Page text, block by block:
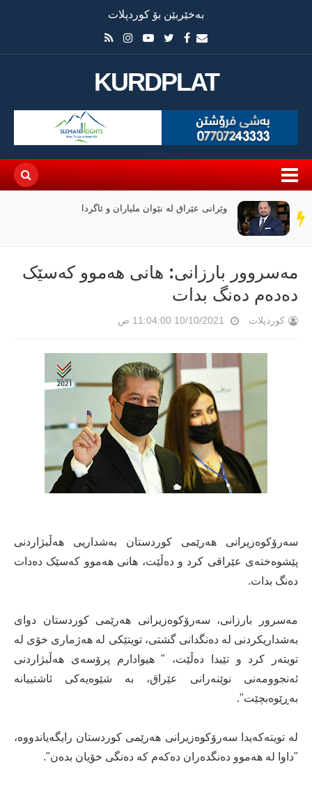
بەخێربێن بۆ کوردپلات
KURDPLAT
سەر
دێڕ
وێرانی عێراق لە نێوان ملیاران و ئاگردا
مەسروور بارزانی: هانی هەموو کەسێک
دەدەم دەنگ بدات
کوردپلات 10/10/2021 11:04:00 ص
سەرۆکوەزیرانی هەرێمی کوردستان بەشداریی هەڵبژاردنی
پێشوەختەی عێراقی کرد و دەڵێت، هانی هەموو کەسێک دەدات
دەنگ بدات.
مەسرور بارزانی، سەرۆکوەزیرانی هەرێمی کوردستان دوای
بەشداریکردنی لە دەنگدانی گشتی، تویتێکی لە هەژماری خۆی لە
تویتەر کرد و تێیدا دەڵێت، " هیوادارم پرۆسەی هەڵبژاردنی
ئەنجوومەنی نوێنەرانی عێراق، بە شێوەیەکی ئاشتییانە
به‌ڕێوه‌بچێت".
لە تویتەکەیدا سەرۆکوەزیرانی هەرێمی کوردستان رایگەیاندووە،
"داوا لە هەموو دەنگدەران دەکەم کە ده‌نگی خۆیان بدەن".